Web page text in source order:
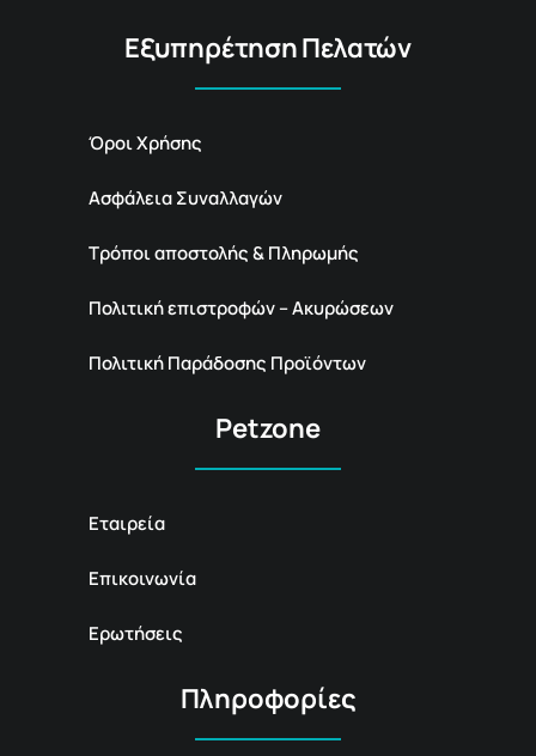
Εξυπηρέτηση Πελατών
Όροι Χρήσης
Ασφάλεια Συναλλαγών
Τρόποι αποστολής & Πληρωμής
Πολιτική επιστροφών – Ακυρώσεων
Πολιτική Παράδοσης Προϊόντων
Petzone
Εταιρεία
Επικοινωνία
Ερωτήσεις
Πληροφορίες